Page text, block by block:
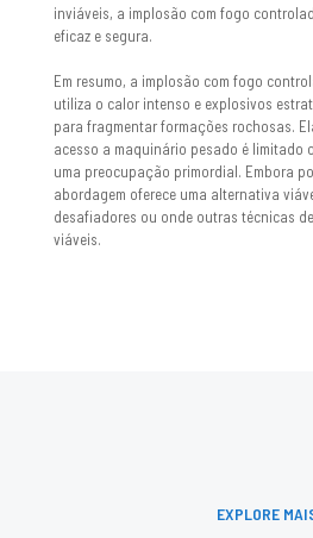
inviáveis, a implosão com fogo
eficaz e segura.
Em resumo, a implosão com fogo
utiliza o calor intenso e explosivos
para fragmentar formações rochosas.
acesso a maquinário pesado é limitado
uma preocupação primordial. Embora
abordagem oferece uma alternativa
desafiadores ou onde outras técnicas
viáveis.
EXPLORE